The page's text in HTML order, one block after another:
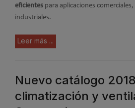
eficientes para aplicaciones
industriales.
Leer más ...
Nuevo catálogo
climatización y